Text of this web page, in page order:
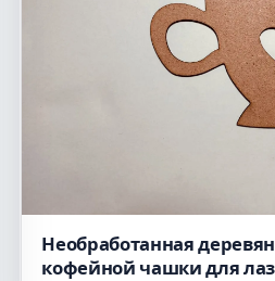
Необработанная
кофейной чашки для